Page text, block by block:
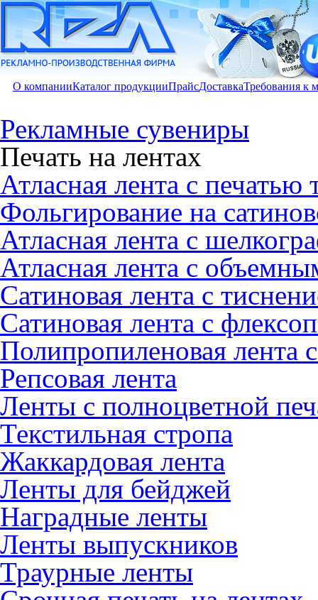
О компанииКаталог продукцииПрайсДоставкаТребования к
Рекламные сувениры
Печать на лентах
Атласная лента с печатью
Фольгирование на
Атласная лента с
Атласная лента с
Сатиновая лента с
Сатиновая лента с
Полипропиленовая лента
Репсовая лента
Ленты с полноцветной
Текстильная стропа
Жаккардовая лента
Ленты для бейджей
Наградные ленты
Ленты выпускников
Траурные ленты